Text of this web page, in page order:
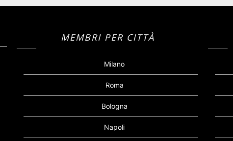
MEMBRI PER CITTÀ
Milano
Roma
Bologna
Napoli